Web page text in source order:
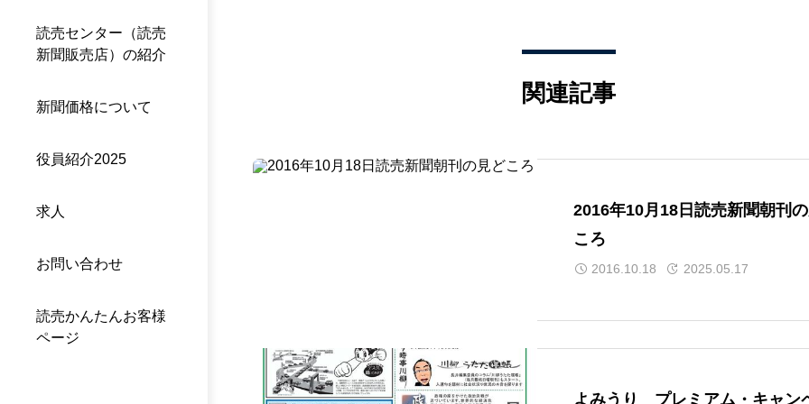
読売センター（読売
新聞販売店）の紹介
新聞価格について
役員紹介2025
求人
お問い合わせ
読売かんたんお客様
ページ
関連記事
2016年10月18日読売新聞朝刊
ころ
2016.10.18 2025.05.17
よみうり プレミアム・キャン